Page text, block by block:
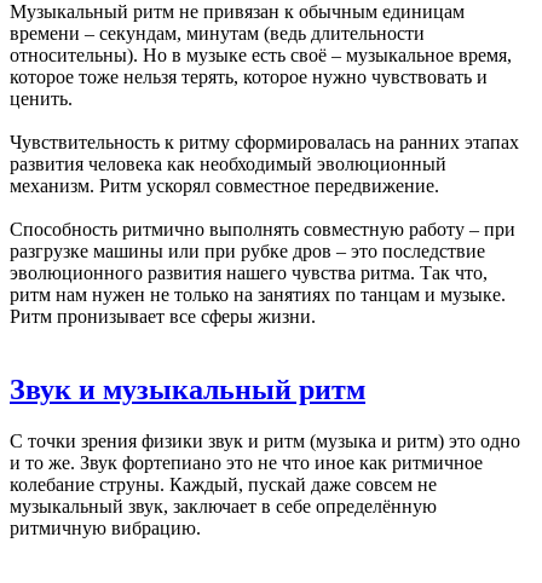
Музыкальный ритм не привязан к обычным единицам
времени – секундам, минутам (ведь длительности
относительны). Но в музыке есть своё – музыкальное время,
которое тоже нельзя терять, которое нужно чувствовать и
ценить.
Чувствительность к ритму сформировалась на ранних этапах
развития человека как необходимый эволюционный
механизм. Ритм ускорял совместное передвижение.
Способность ритмично выполнять совместную работу – при
разгрузке машины или при рубке дров – это последствие
эволюционного развития нашего чувства ритма. Так что,
ритм нам нужен не только на занятиях по танцам и музыке.
Ритм пронизывает все сферы жизни.
Звук и музыкальный ритм
С точки зрения физики звук и ритм (музыка и ритм) это одно
и то же. Звук фортепиано это не что иное как ритмичное
колебание струны. Каждый, пускай даже совсем не
музыкальный звук, заключает в себе определённую
ритмичную вибрацию.